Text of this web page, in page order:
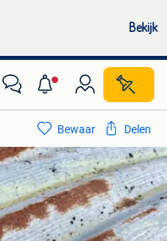
Bekijk
Bewaar Delen